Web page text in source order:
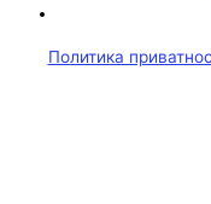
Политика